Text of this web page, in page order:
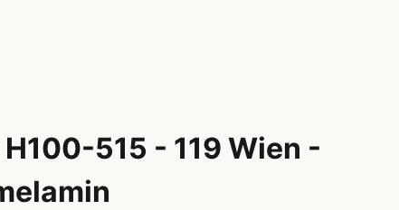
515 - 119 Wien -